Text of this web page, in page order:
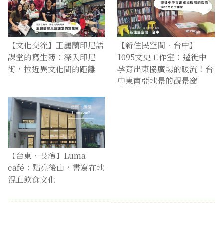
【文化交流】王麗蘭印尼語
課堂的寫生簿：深入印尼
街，拉近異文化間的距離
【新住民空間．台中】
1095文史工作室：遷徙中
孕育出東協廣場的暖流！台
中東南亞地景的觀景窗
【台東．長濱】Luma
café：點亮後山，書寫在地
混血飲食文化